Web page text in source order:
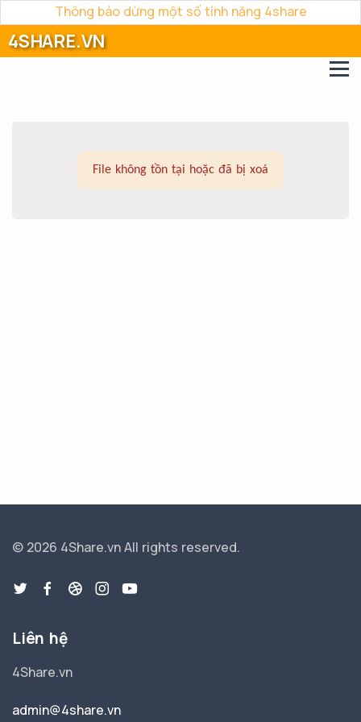
Thông báo dừng một số tính năng 4share
4SHARE.VN
File không tồn tại hoặc đã bị xoá
© 2026 4Share.vnAll rights reserved.
Liên hệ
4Share.vn
admin@4share.vn